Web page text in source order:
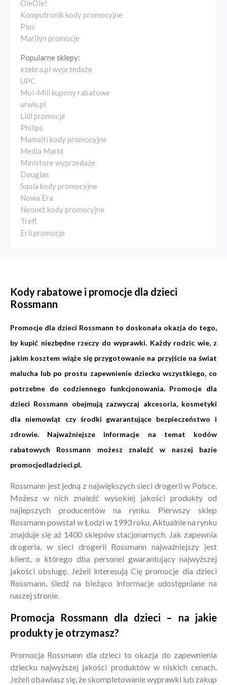
OleOle!
Komputronik kody promocyjne
Plus
Marilyn promocje
Popularne sklepy:
ezebra.pl wyprzedaże
UPC
Moi-Mili kupony rabatowe
urwis.pl
Lidl promocje
Philips
Mamaiti kody promocyjne
Media Markt
Ministore wyprzedaże
Douglas
Squla kody promocyjne
Nowa Era
Neonet kody promocyjne
Trefl
Erli promocje
Kody rabatowe i promocje dla dzieci
Rossmann
Promocje dla dzieci Rossmann to doskonała okazja do tego,
by kupić niezbędne rzeczy do wyprawki. Każdy rodzic wie, z
jakim kosztem wiąże się przygotowanie na przyjście na świat
malucha lub po prostu zapewnienie dziecku wszystkiego, co
potrzebne do codziennego funkcjonowania. Promocje dla
dzieci Rossmann obejmują zazwyczaj akcesoria, kosmetyki
dla niemowląt czy środki gwarantujące bezpieczeństwo i
zdrowie. Najważniejsze informacje na temat kodów
rabatowych Rossmann możesz znaleźć w naszej bazie
promocjedladzieci.pl.
Rossmann jest jedną z największych sieci drogerii w Polsce.
Możesz w nich znaleźć wysokiej jakości produkty od
najlepszych producentów na rynku. Pierwszy sklep
Rossmann powstał w Łodzi w 1993 roku. Aktualnie na rynku
znajduje się aż 1400 sklepów stacjonarnych. Jak zapewnia
drogeria, w sieci drogerii Rossmann najważniejszy jest
klient, o którego dba personel gwarantujący najwyższej
jakości obsługę. Jeżeli interesują Cię promocje dla dzieci
Rossmann, śledź na bieżąco informacje udostępniane na
naszej stronie.
Promocja Rossmann dla dzieci – na jakie
produkty je otrzymasz?
Promocja Rossmann dla dzieci to okazja do zapewnienia
dziecku najwyższej jakości produktów w niskich cenach.
Jeżeli obawiasz się, że skompletowanie wyprawki lub zakup